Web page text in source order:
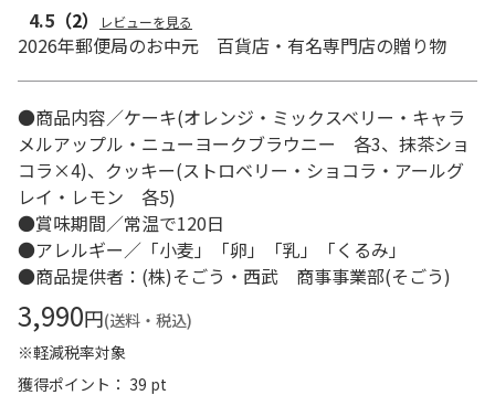
4.5 （2） レビューを見る
2026年郵便局のお中元 百貨店・有名専門店の贈り物
●商品内容／ケーキ(オレンジ・ミックスベリー・キャラ
メルアップル・ニューヨークブラウニー 各3、抹茶ショ
コラ×4)、クッキー(ストロベリー・ショコラ・アールグ
レイ・レモン 各5)
●賞味期間／常温で120日
●アレルギー／「小麦」「卵」「乳」「くるみ」
●商品提供者：(株)そごう・西武 商事事業部(そごう)
3,990円(送料・税込)
※軽減税率対象
獲得ポイント： 39 pt